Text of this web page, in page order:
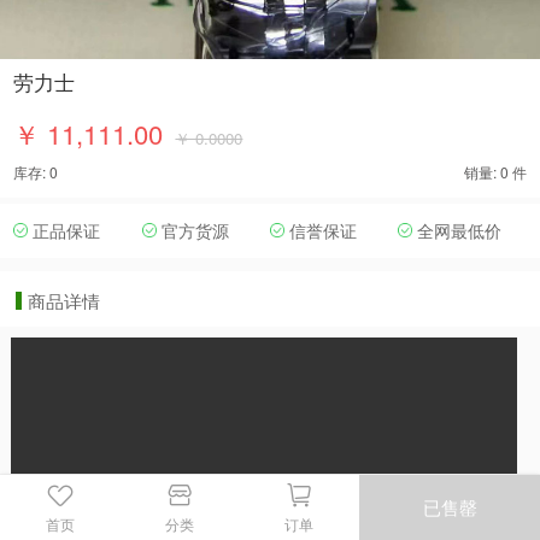
劳力士
￥ 11,111.00 ￥ 0.0000
库存: 0 销量: 0 件
正品保证 官方货源 信誉保证 全网最低价
商品详情
首页 分类 订单
已售罄